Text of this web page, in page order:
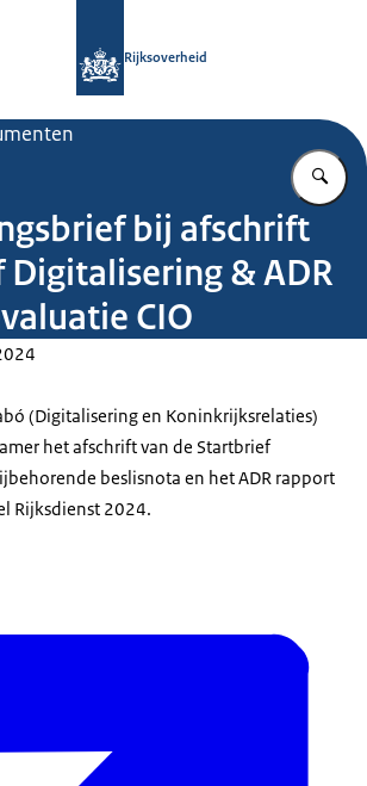
Rijksoverheid
bij afschrift
& ADR
CIO
(Digitalisering en Koninkrijksrelaties)
het afschrift van de Startbrief
beslisnota en het ADR rapport
Rijksdienst 2024.